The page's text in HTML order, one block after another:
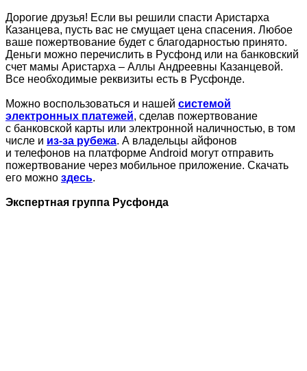
Дорогие друзья! Если вы решили спасти Аристарха
Казанцева, пусть вас не смущает цена спасения. Любое
ваше пожертвование будет с благодарностью принято.
Деньги можно перечислить в Русфонд или на банковский
счет мамы Аристарха – Аллы Андреевны Казанцевой.
Все необходимые реквизиты есть в Русфонде.
Можно воспользоваться и нашей системой
электронных платежей, сделав пожертвование
с банковской карты или электронной наличностью, в том
числе и из-за рубежа. А владельцы айфонов
и телефонов на платформе Android могут отправить
пожертвование через мобильное приложение. Скачать
его можно здесь.
Экспертная группа Русфонда